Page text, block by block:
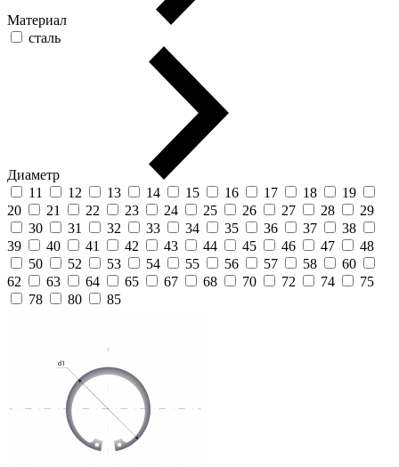
Материал
сталь
Диаметр
11
12 13 14 15 16 17 18
19
20
21 22 23 24 25 26 27 28
29
30
31 32 33 34 35 36 37
38
39
40 41 42 43 44 45 46 47
48
50
52 53 54 55 56 57 58
60
62
63 64 65 67 68 70 72 74
75
78
80 85